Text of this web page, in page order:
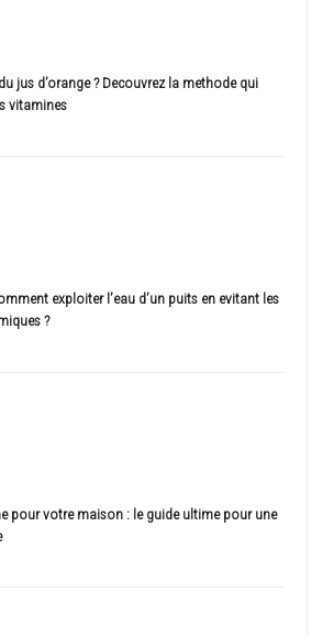
jus d’orange ? Decouvrez la methode qui
vitamines
exploiter l’eau d’un puits en evitant les
?
pour votre maison : le guide ultime pour une